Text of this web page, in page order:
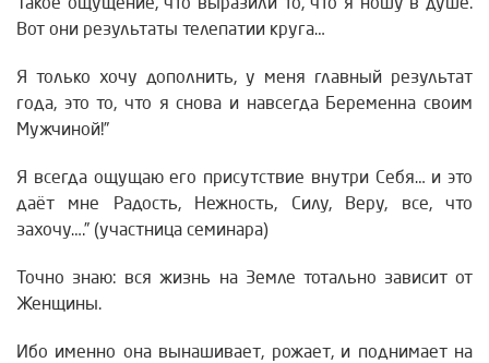
Такое ощущение, что выразили то, что я ношу в душе.
Вот они результаты телепатии круга…
Я только хочу дополнить, у меня главный результат
года, это то, что я снова и навсегда Беременна своим
Мужчиной!”
Я всегда ощущаю его присутствие внутри Себя… и это
даёт мне Радость, Нежность, Силу, Веру, все, что
захочу….” (участница семинара)
Точно знаю: вся жизнь на Земле тотально зависит от
Женщины.
Ибо именно она вынашивает, рожает, и поднимает на